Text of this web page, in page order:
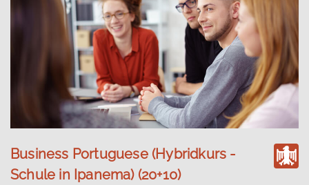
Business Portuguese (Hybridkurs -
Schule in Ipanema) (20+10)